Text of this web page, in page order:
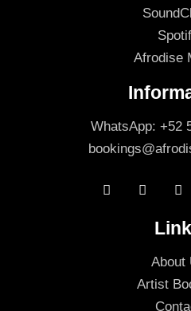
Afrodise
WhatsApp: +52
About
Artist